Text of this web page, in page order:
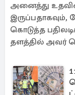
அனைத்து
இருப்பதாகவும்,
கொடுத்த
தளத்தில் அவர்